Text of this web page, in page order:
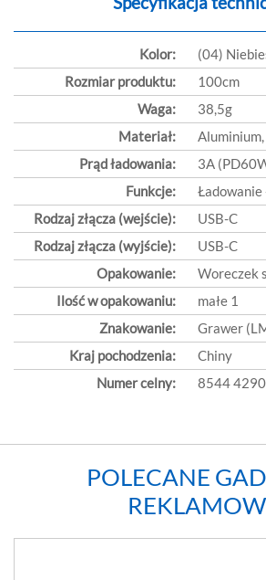
Kolor:
(04)
Rozmiar produktu:
100cm
Waga:
38,5g
Materiał:
Prąd ładowania:
3A
Funkcje:
Rodzaj złącza (wejście):
USB-C
Rodzaj złącza (wyjście):
USB-C
Opakowanie:
Woreczek
Ilość w opakowaniu:
małe 1
Znakowanie:
Grawer
Kraj pochodzenia:
Chiny
Numer celny:
8544 4290
POLECANE